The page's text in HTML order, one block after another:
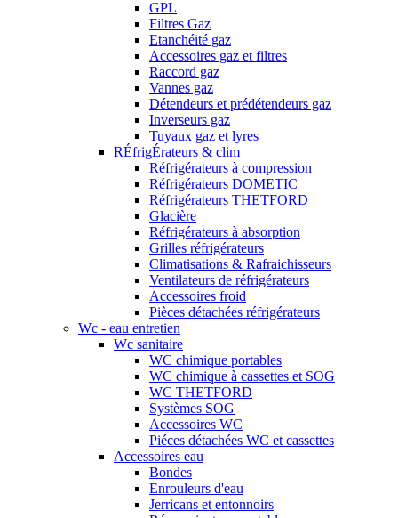
GPL
Filtres Gaz
Etanchéité gaz
Accessoires gaz et filtres
Raccord gaz
Vannes gaz
Détendeurs et prédétendeurs gaz
Inverseurs gaz
Tuyaux gaz et lyres
RÉfrigÉrateurs & clim
Réfrigérateurs à compression
Réfrigérateurs DOMETIC
Réfrigérateurs THETFORD
Glacière
Réfrigérateurs à absorption
Grilles réfrigérateurs
Climatisations & Rafraichisseurs
Ventilateurs de réfrigérateurs
Accessoires froid
Pièces détachées réfrigérateurs
Wc - eau entretien
Wc sanitaire
WC chimique portables
WC chimique à cassettes et SOG
WC THETFORD
Systèmes SOG
Accessoires WC
Piéces détachées WC et cassettes
Accessoires eau
Bondes
Enrouleurs d'eau
Jerricans et entonnoirs